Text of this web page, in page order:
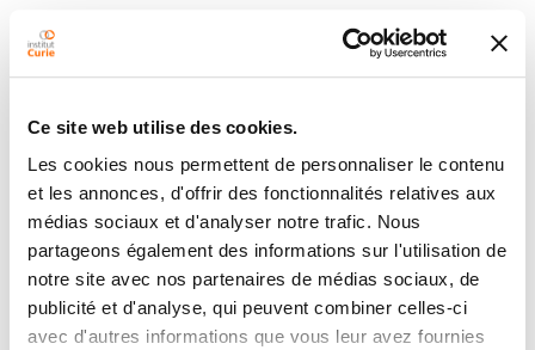
Ce site web utilise des cookies.
Les cookies nous permettent de personnaliser le contenu
et les annonces, d'offrir des fonctionnalités relatives aux
médias sociaux et d'analyser notre trafic. Nous
partageons également des informations sur l'utilisation de
notre site avec nos partenaires de médias sociaux, de
publicité et d'analyse, qui peuvent combiner celles-ci
avec d'autres informations que vous leur avez fournies